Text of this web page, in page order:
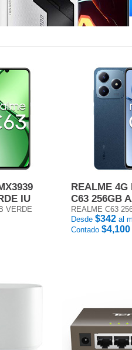
IU
VERDE
REALME 4G
C63 256GB
REALME C63
Desde $342 al
Contado $4,100